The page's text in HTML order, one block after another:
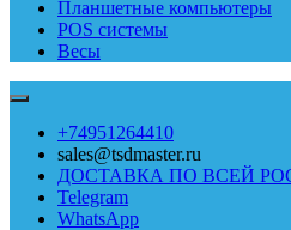
Планшетные компьютеры
POS системы
Весы
+74951264410
sales@tsdmaster.ru
ДОСТАВКА ПО ВСЕЙ
Telegram
WhatsApp